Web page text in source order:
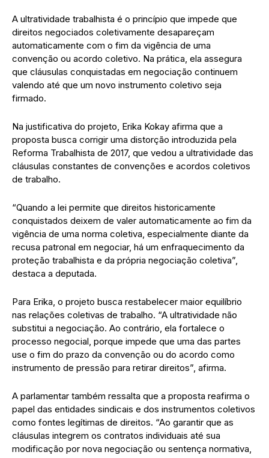
A ultratividade trabalhista é o princípio que impede que
direitos negociados coletivamente desapareçam
automaticamente com o fim da vigência de uma
convenção ou acordo coletivo. Na prática, ela assegura
que cláusulas conquistadas em negociação continuem
valendo até que um novo instrumento coletivo seja
firmado.
Na justificativa do projeto, Erika Kokay afirma que a
proposta busca corrigir uma distorção introduzida pela
Reforma Trabalhista de 2017, que vedou a ultratividade das
cláusulas constantes de convenções e acordos coletivos
de trabalho.
“Quando a lei permite que direitos historicamente
conquistados deixem de valer automaticamente ao fim da
vigência de uma norma coletiva, especialmente diante da
recusa patronal em negociar, há um enfraquecimento da
proteção trabalhista e da própria negociação coletiva”,
destaca a deputada.
Para Erika, o projeto busca restabelecer maior equilíbrio
nas relações coletivas de trabalho. “A ultratividade não
substitui a negociação. Ao contrário, ela fortalece o
processo negocial, porque impede que uma das partes
use o fim do prazo da convenção ou do acordo como
instrumento de pressão para retirar direitos”, afirma.
A parlamentar também ressalta que a proposta reafirma o
papel das entidades sindicais e dos instrumentos coletivos
como fontes legítimas de direitos. “Ao garantir que as
cláusulas integrem os contratos individuais até sua
modificação por nova negociação ou sentença normativa,